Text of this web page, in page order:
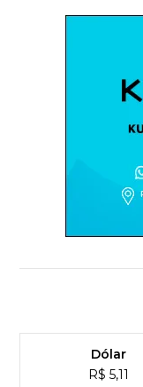
Dólar
R$ 5,11